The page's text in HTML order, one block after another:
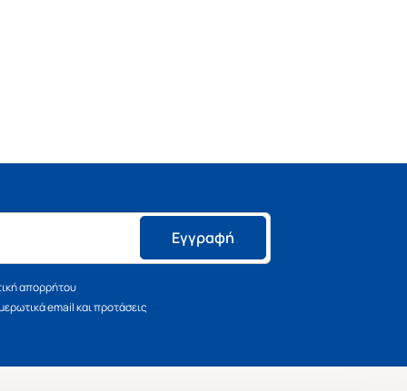
Εγγραφή
απορρήτου
email και προτάσεις